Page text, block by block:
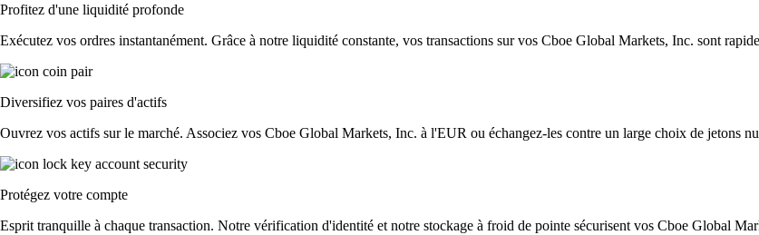
Profitez d'une liquidité profonde
Exécutez vos ordres instantanément. Grâce à notre liquidité constante, vos transactions sur vos Cboe Global Markets, Inc. sont
Diversifiez vos paires d'actifs
Ouvrez vos actifs sur le marché. Associez vos Cboe Global Markets, Inc. à l'EUR ou échangez-les contre un large choix de jetons
Protégez votre compte
Esprit tranquille à chaque transaction. Notre vérification d'identité et notre stockage à froid de pointe sécurisent vos Cboe Global